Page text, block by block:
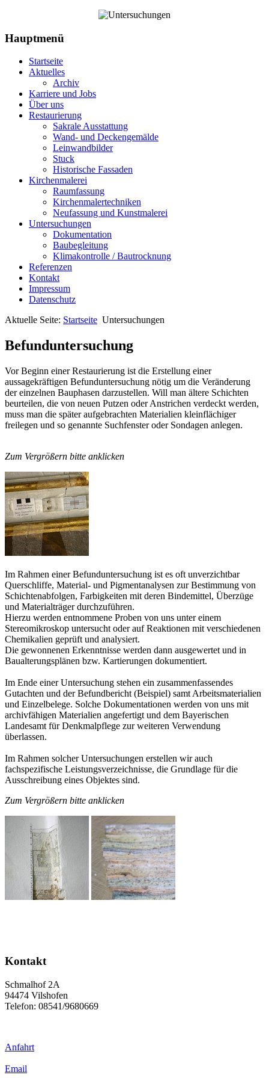
Hauptmenü
Startseite
Aktuelles
Archiv
Karriere und Jobs
Über uns
Restaurierung
Sakrale Ausstattung
Wand- und Deckengemälde
Leinwandbilder
Stuck
Historische Fassaden
Kirchenmalerei
Raumfassung
Kirchenmalertechniken
Neufassung und Kunstmalerei
Untersuchungen
Dokumentation
Baubegleitung
Klimakontrolle / Bautrocknung
Referenzen
Kontakt
Impressum
Datenschutz
Aktuelle Seite: Startseite Untersuchungen
Befunduntersuchung
Vor Beginn einer Restaurierung ist die Erstellung einer
aussagekräftigen Befunduntersuchung nötig um die Veränderung
der einzelnen Bauphasen darzustellen. Will man ältere Schichten
beurteilen, die von neuen Putzen oder Anstrichen verdeckt werden,
muss man die später aufgebrachten Materialien kleinflächiger
freilegen und so genannte Suchfenster oder Sondagen anlegen.
Zum Vergrößern bitte anklicken
Im Rahmen einer Befunduntersuchung ist es oft unverzichtbar
Querschliffe, Material- und Pigmentanalysen zur Bestimmung von
Schichtenabfolgen, Farbigkeiten mit deren Bindemittel, Überzüge
und Materialträger durchzuführen.
Hierzu werden entnommene Proben von uns unter einem
Stereomikroskop untersucht oder auf Reaktionen mit verschiedenen
Chemikalien geprüft und analysiert.
Die gewonnenen Erkenntnisse werden dann ausgewertet und in
Baualterungsplänen bzw. Kartierungen dokumentiert.
Im Ende einer Untersuchung stehen ein zusammenfassendes
Gutachten und der Befundbericht (Beispiel) samt Arbeitsmaterialien
und Einzelbelege. Solche Dokumentationen werden von uns mit
archivfähigen Materialien angefertigt und dem Bayerischen
Landesamt für Denkmalpflege zur weiteren Verwendung
überlassen.
Im Rahmen solcher Untersuchungen erstellen wir auch
fachspezifische Leistungsverzeichnisse, die Grundlage für die
Ausschreibung eines Objektes sind.
Zum Vergrößern bitte anklicken
Kontakt
Schmalhof 2A
94474 Vilshofen
Telefon: 08541/9680669
Anfahrt
Email